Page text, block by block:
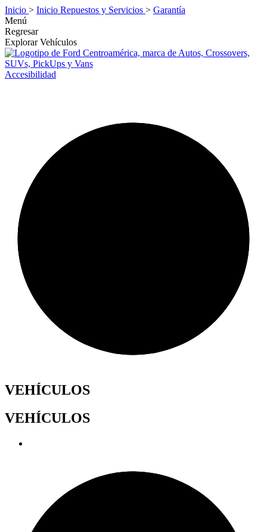
Inicio > Inicio Repuestos y Servicios > Garantía
Menú
Regresar
Explorar Vehículos
Accesibilidad
VEHÍCULOS
VEHÍCULOS